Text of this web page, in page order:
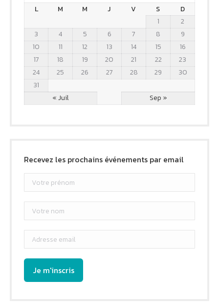
L
M M J V S
D
1
2
3
4 5 6 7 8
9
10
11 12 13 14 15
16
17
18 19 20 21 22
23
24
25 26 27 28 29
30
31
« Juil
Sep »
Recevez les prochains événements par email